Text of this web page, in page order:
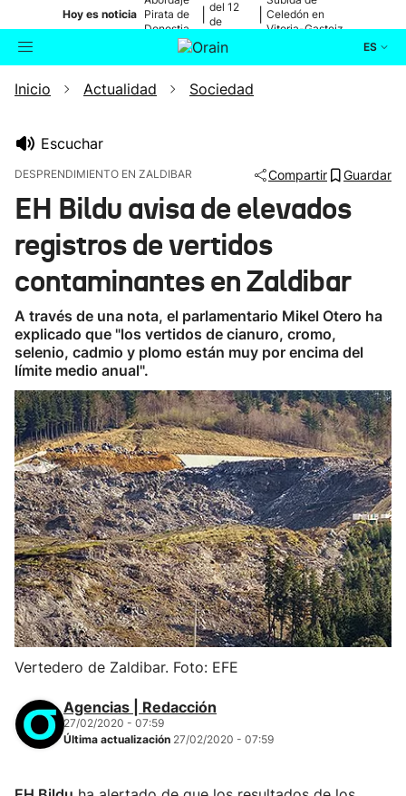
Hoy es noticia Pirata de
Donostia
del 12
de
Celedón en
Vitoria-Gasteiz
ES
Buscador Actualidad
Ikusmiran
Eguraldia
Inicio Actualidad Sociedad
Escuchar
DESPRENDIMIENTO EN ZALDIBAR Compartir Guardar
EH Bildu avisa de elevados
registros de vertidos
contaminantes en Zaldibar
A través de una nota, el parlamentario Mikel Otero ha
explicado que "los vertidos de cianuro, cromo,
selenio, cadmio y plomo están muy por encima del
límite medio anual".
Vertedero de Zaldibar. Foto: EFE
Agencias | Redacción
27/02/2020 - 07:59
Última actualización 27/02/2020 - 07:59